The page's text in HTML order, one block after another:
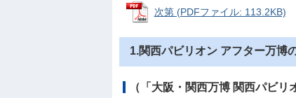
次第 (PDFファイル: 113.2KB)
1.関西パビリオン アフター万博
（「大阪・関西万博 関西パビリ